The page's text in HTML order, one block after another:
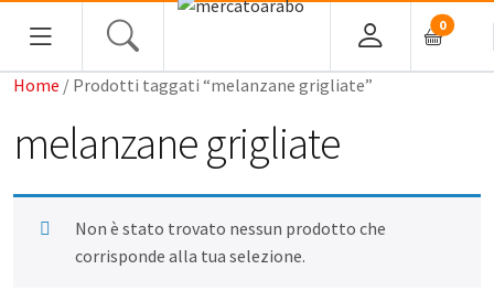
0
HOME
ALIMENTARI
PROFUMI ARABI
Home / Prodotti taggati “melanzane grigliate”
melanzane grigliate
Non è stato trovato nessun prodotto che
corrisponde alla tua selezione.